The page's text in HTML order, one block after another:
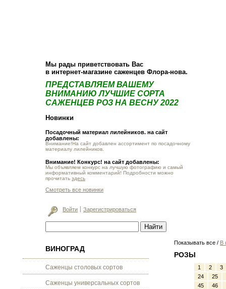
Мы рады приветствовать Вас
в интернет-магазине саженцев Флора-нова.
ПРЕДСТАВЛЯЕМ ВАШЕМУ
ВНИМАНИЮ ЛУЧШИЕ СОРТА
САЖЕНЦЕВ РОЗ НА ВЕСНУ 2022
Новинки
Посадочный материал лилейников. на сайт
добавлены:
Внимание!На сайт добавлен ассортимент по посадочному
материалу лилейников.
Внимание! Конкурс! на сайт добавлены:
Мы объявляем конкурс на лучшую фотографию и самый
информативный комментарий! Подробности можно
прочитать здесь
Смотреть все новинки
Войти Зарегистрироваться
ВИНОГРАД
Саженцы столовых сортов
Саженцы универсальных сортов
Показывать все / В
РОЗЫ
1 2
3
24
25
45
46